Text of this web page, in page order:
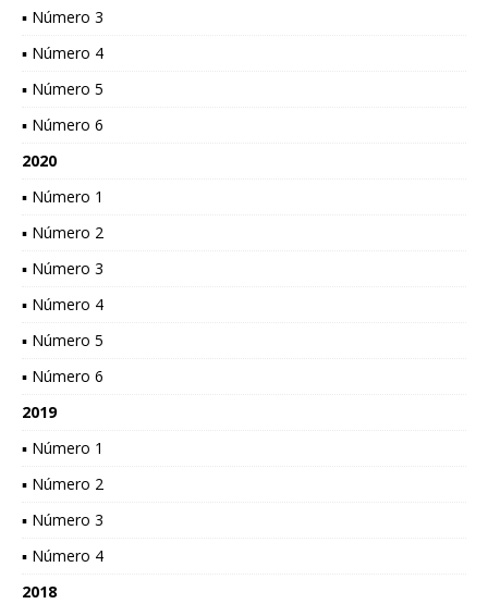
▪ Número 3
▪ Número 4
▪ Número 5
▪ Número 6
2020
▪ Número 1
▪ Número 2
▪ Número 3
▪ Número 4
▪ Número 5
▪ Número 6
2019
▪ Número 1
▪ Número 2
▪ Número 3
▪ Número 4
2018